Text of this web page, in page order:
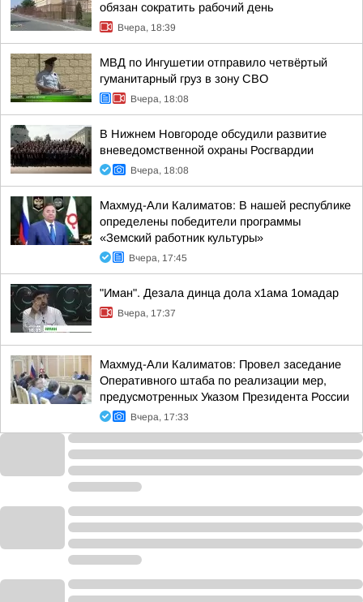
обязан сократить рабочий день
Вчера, 18:39
МВД по Ингушетии отправило четвёртый
гуманитарный груз в зону СВО
Вчера, 18:08
В Нижнем Новгороде обсудили развитие
вневедомственной охраны Росгвардии
Вчера, 18:08
Махмуд-Али Калиматов: В нашей республике
определены победители программы
«Земский работник культуры»
Вчера, 17:45
"Иман". Дезала динца дола х1ама 1омадар
Вчера, 17:37
Махмуд-Али Калиматов: Провел заседание
Оперативного штаба по реализации мер,
предусмотренных Указом Президента России
Вчера, 17:33